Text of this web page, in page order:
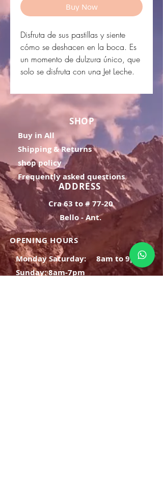
Buy Now
Disfruta de sus pastillas y siente
cómo se deshacen en la boca. Es
un momento de dulzura único, que
solo se disfruta con una Jet Leche.
SHOP
Buy in All
Shipping & Returns
shop policy
Frequently asked questions
ADDRESS
Cra 63 to # 77-20
Bello - Ant.
OPENING HOURS
Monday Saturday:
8am to 9pm
Sunday: 8am-7pm